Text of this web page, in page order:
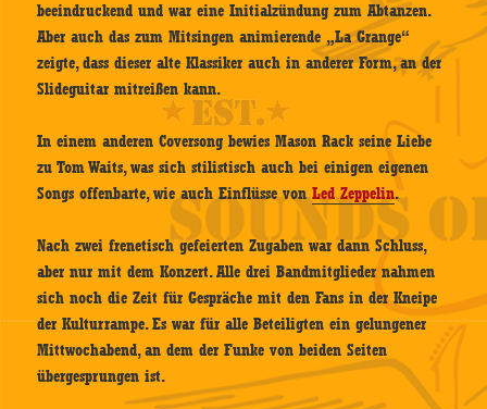
beeindruckend und war eine Initialzündung zum Abtanzen.
Aber auch das zum Mitsingen animierende „La Grange“
zeigte, dass dieser alte Klassiker auch in anderer Form, an der
Slideguitar mitreißen kann.
In einem anderen Coversong bewies Mason Rack seine Liebe
zu Tom Waits, was sich stilistisch auch bei einigen eigenen
Songs offenbarte, wie auch Einflüsse vonLed Zeppelin.
Nach zwei frenetisch gefeierten Zugaben war dann Schluss,
aber nur mit dem Konzert. Alle drei Bandmitglieder nahmen
sich noch die Zeit für Gespräche mit den Fans in der Kneipe
der Kulturrampe. Es war für alle Beteiligten ein gelungener
Mittwochabend, an dem der Funke von beiden Seiten
übergesprungen ist.